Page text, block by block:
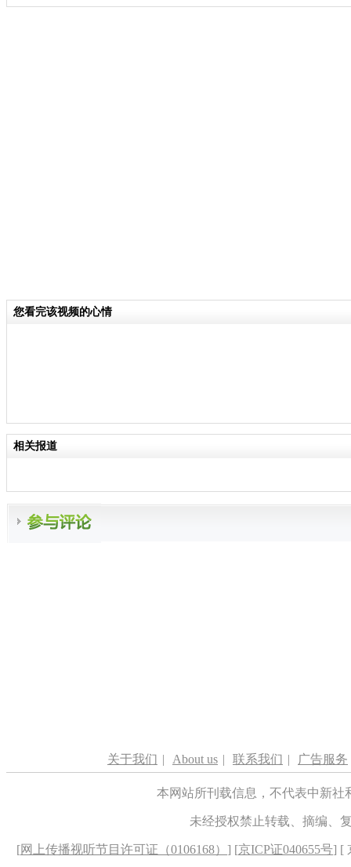
您看完该视频的心情
相关报道
关于我们 | About us | 联系我们 | 广告服务
本网站所刊载信息，不代表中新
未经授权禁止转载、摘编、
[网上传播视听节目许可证（0106168） ] [京ICP证040655号] [